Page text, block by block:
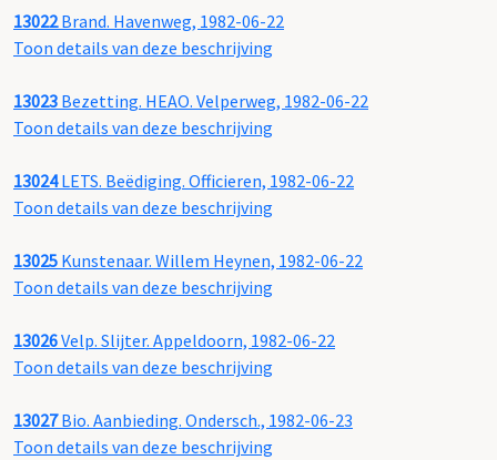
13022Brand. Havenweg, 1982-06-22
Toon details van deze beschrijving
13023 Bezetting. HEAO. Velperweg, 1982-06-22
Toon details van deze beschrijving
13024LETS. Beëdiging. Officieren, 1982-06-22
Toon details van deze beschrijving
13025 Kunstenaar. Willem Heynen, 1982-06-22
Toon details van deze beschrijving
13026Velp. Slijter. Appeldoorn, 1982-06-22
Toon details van deze beschrijving
13027Bio. Aanbieding. Ondersch., 1982-06-23
Toon details van deze beschrijving